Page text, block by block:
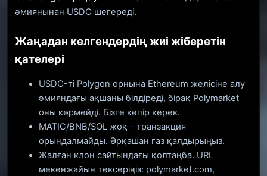
әмиянынан USDC шегереді.
Жаңадан келгендердің жиі жіберетін
қателері
USDC-ті Polygon орнына Ethereum желісіне алу
әмияндағы ақшаны білдіреді, бірақ Polymarket
оны көрмейді. Бізге көпір керек.
MATIC/BNB/SOL жоқ - транзакция
орындалмайды. Әрқашан газ қалдырыңыз.
Жалған клон сайтындағы қолтаңба. URL
мекенжайын тексеріңіз: polymarket.com,